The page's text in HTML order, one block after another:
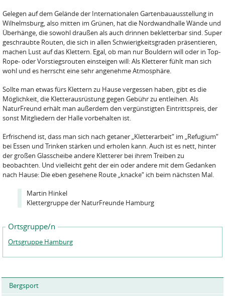
Gelegen auf dem Gelände der Internationalen Gartenbauausstellung in
Wilhelmsburg, also mitten im Grünen, hat die Nordwandhalle Wände und
Überhänge, die sowohl draußen als auch drinnen bekletterbar sind. Super
geschraubte Routen, die sich in allen Schwierigkeitsgraden präsentieren,
machen Lust auf das Klettern. Egal, ob man nur Bouldern will oder in Top-
Rope- oder Vorstiegsrouten einsteigen will: Als Kletterer fühlt man sich
wohl und es herrscht eine sehr angenehme Atmosphäre.
Sollte man etwas fürs Klettern zu Hause vergessen haben, gibt es die
Möglichkeit, die Kletterausrüstung gegen Gebühr zu entleihen. Als
NaturFreund erhält man außerdem den vergünstigten Eintrittspreis, der
sonst Mitgliedern der Halle vorbehalten ist.
Erfrischend ist, dass man sich nach getaner „Kletterarbeit“ im „Refugium“
bei Essen und Trinken stärken und erholen kann. Auch ist es nett, hinter
der großen Glasscheibe andere Kletterer bei ihrem Treiben zu
beobachten. Und vielleicht geht der ein oder andere mit dem Gedanken
nach Hause: Die eben gesehene Route „knacke“ ich beim nächsten Mal.
Martin Hinkel
Klettergruppe der NaturFreunde Hamburg
Ortsgruppe/n
Ortsgruppe Hamburg
Bergsport